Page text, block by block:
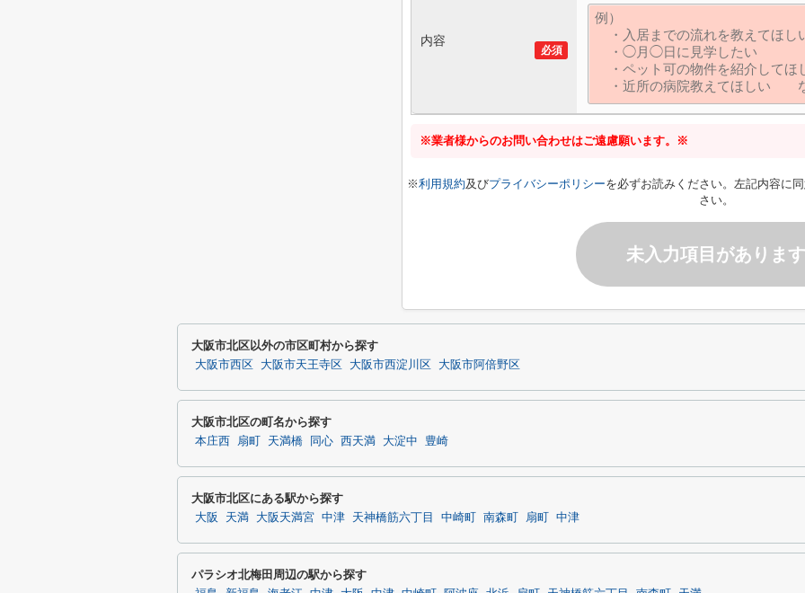
必須
内容
※業者様からのお問い合わせはご遠慮願います。※
※利用規約及びプライバシーポリシーを必ずお読みください。左記内容に
さい。
未入力項目があります
大阪市北区以外の市区町村から探す
大阪市西区 大阪市天王寺区 大阪市西淀川区 大阪市阿倍野区
大阪市北区の町名から探す
本庄西 扇町 天満橋 同心 西天満 大淀中 豊崎
大阪市北区にある駅から探す
大阪 天満 大阪天満宮 中津 天神橋筋六丁目 中崎町 南森町 扇町 中津
パラシオ北梅田周辺の駅から探す